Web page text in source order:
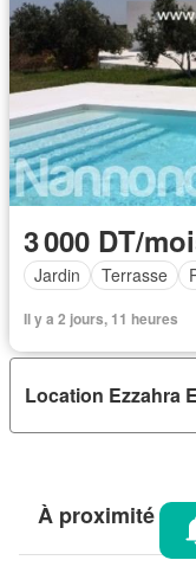
3 000 DT/
Jardin Terrasse
Il y a 2 jours, 11 heures
Location Ezzahra
À proximité